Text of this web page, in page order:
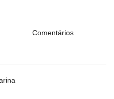
Comentários